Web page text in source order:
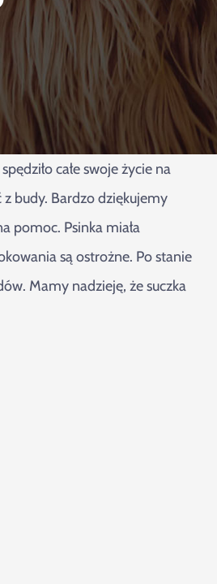
całe swoje życie na
z budy. Bardzo dziękujemy
pomoc. Psinka miała
są ostrożne. Po stanie
Mamy nadzieję, że suczka